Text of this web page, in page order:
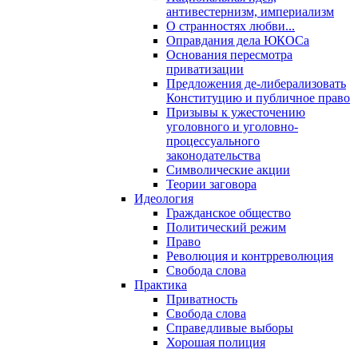
антивестернизм, империализм
О странностях любви...
Оправдания дела ЮКОСа
Основания пересмотра
приватизации
Предложения де-либерализовать
Конституцию и публичное право
Призывы к ужесточению
уголовного и уголовно-
процессуального
законодательства
Символические акции
Теории заговора
Идеология
Гражданское общество
Политический режим
Право
Революция и контрреволюция
Свобода слова
Практика
Приватность
Свобода слова
Справедливые выборы
Хорошая полиция